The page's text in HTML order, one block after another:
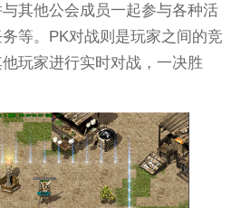
其他公会成员一起参与各种活
等。PK对战则是玩家之间的竞
玩家进行实时对战，一决胜